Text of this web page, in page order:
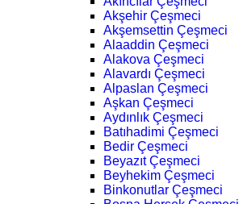
Akşehir Çeşmeci
Akşemsettin Çeşmeci
Alaaddin Çeşmeci
Alakova Çeşmeci
Alavardı Çeşmeci
Alpaslan Çeşmeci
Aşkan Çeşmeci
Aydınlık Çeşmeci
Batıhadimi Çeşmeci
Bedir Çeşmeci
Beyazıt Çeşmeci
Beyhekim Çeşmeci
Binkonutlar Çeşmeci